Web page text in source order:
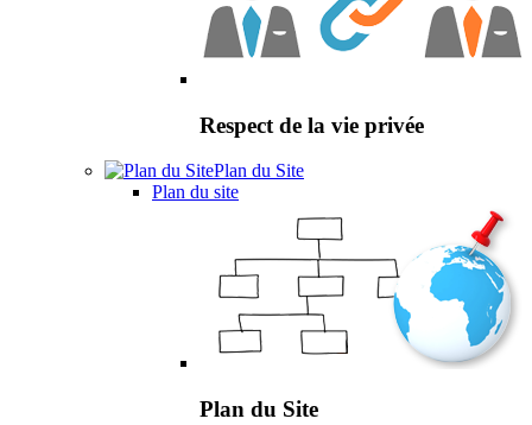
Respect de la vie privée
Plan du Site
Plan du site
Plan du Site